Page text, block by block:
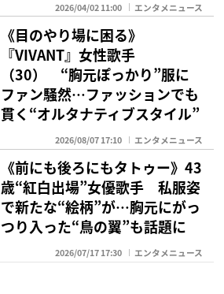
2026/04/02 11:00 エンタメニュース
《目のやり場に困る》
『VIVANT』女性歌手
（30） “胸元ぽっかり”服に
ファン騒然…ファッションでも
貫く“オルタナティブスタイル”
2026/08/07 17:10 エンタメニュース
《前にも後ろにもタトゥー》43
歳“紅白出場”女優歌手 私服姿
で新たな“絵柄”が…胸元にがっ
つり入った“鳥の翼”も話題に
2026/07/17 17:30 エンタメニュース